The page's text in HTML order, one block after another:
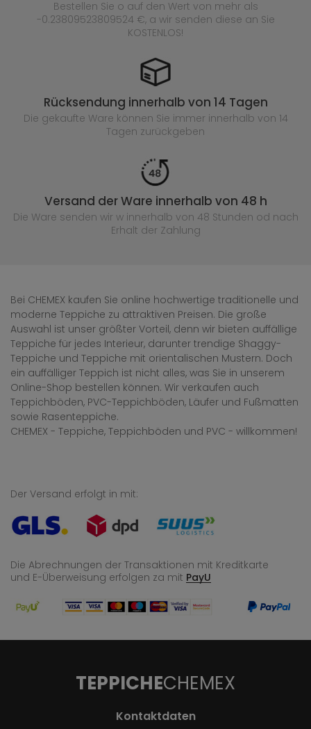
Bestellen Sie o auf den Wert von mehr als
-0.23809523809524 €, a wir senden diese an Sie
KOSTENLOS!
Rücksendung innerhalb von 14 Tagen
Die gekaufte Ware können Sie immer innerhalb von 14
Tagen zurückgeben
Versand der Ware innerhalb von 48 h
Die Ware senden wir w innerhalb von 48 Stunden od nach
Erhalt der Zahlung
Bei CHEMEX kaufen Sie online hochwertige traditionelle und
moderne Teppiche zu attraktiven Preisen. Die große
Auswahl ist unser größter Vorteil, denn wir bieten auffällige
Teppiche für jedes Interieur, darunter trendige Shaggy-
Teppiche und Teppiche mit orientalischen Mustern. Doch
ein auffälliger Teppich ist nicht alles, was Sie in unserem
Online-Shop bestellen können. Wir verkaufen auch
Teppichböden, PVC-Teppichböden, Läufer und Fußmatten
sowie Rasenteppiche.
CHEMEX - Teppiche, Teppichböden und PVC - willkommen!
Der Versand erfolgt in mit:
Die Abrechnungen der Transaktionen mit Kreditkarte
und E-Überweisung erfolgen za mit PayU
TEPPICHECHEMEX
Kontaktdaten